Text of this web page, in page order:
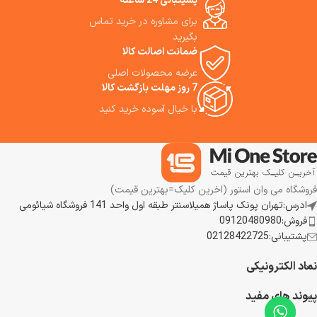
برای مشاوره در خرید تماس
بگیرید
ضمانت اصالت کالا
عرضه محصولات اصلی
7 روز مهلت بازگشت کالا
با خیال آسوده خرید کنید
فروشگاه می وان استور (اخرین کلیک=بهترین قیمت)
ادرس:تهران پونک پاساژ همیلاسنتر طبقه اول واحد 141 فروشگاه شیائومی
فروش:09120480980
پشتیبانی:02128422725
نماد الکترونیکی
پیوند های مفید